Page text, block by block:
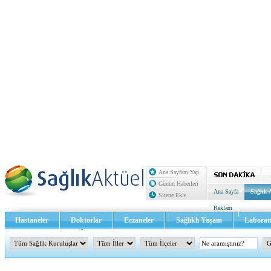
Ana Sayfam Yap
Günün Haberleri
Sitene Ekle
Ana Sayfa Sağlık
Reklam
Hastaneler Doktorlar Eczaneler Sağlıklı Yaşam
Sağlık TV - Video İletişim